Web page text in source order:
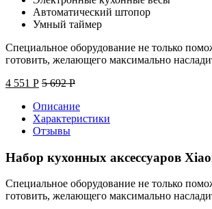
Автоматический штопор
Умный таймер
Специальное оборудование не только
готовить, желающего максимально
4 551 Р 5 692Р
Описание
Характеристики
Отзывы
Набор кухонных аксессуаров
Специальное оборудование не только
готовить, желающего максимально